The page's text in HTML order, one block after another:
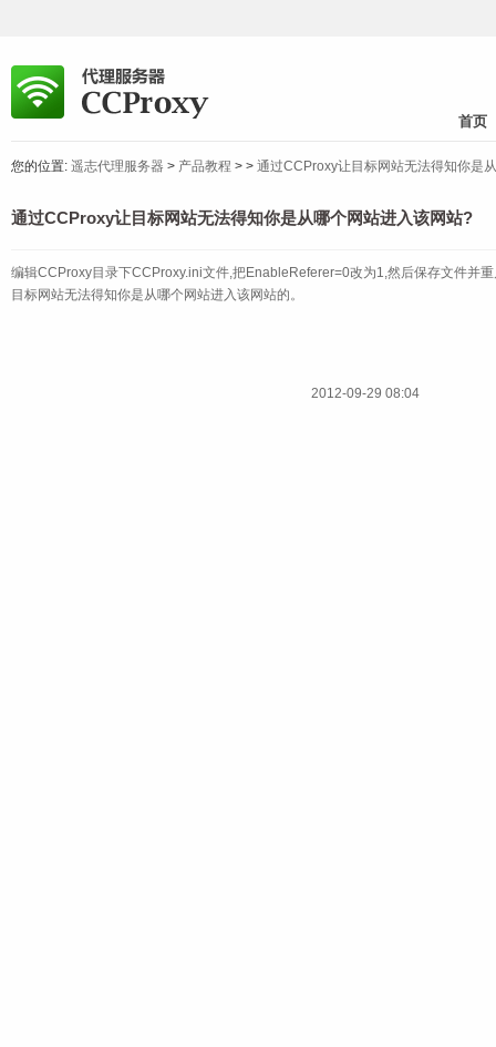
首页
您的位置: 遥志代理服务器 > 产品教程 > > 通过CCProxy让目标网站无法得知你是
通过CCProxy让目标网站无法得知你是从哪个网站进入该网站?
编辑CCProxy目录下CCProxy.ini文件,把EnableReferer=0改为1,然后保存文件并
目标网站无法得知你是从哪个网站进入该网站的。
2012-09-29 08:04